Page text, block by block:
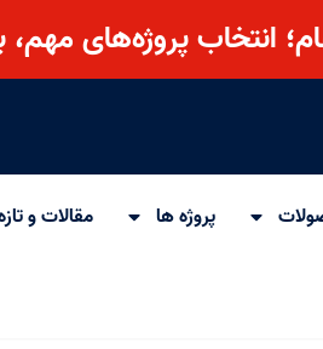
انتخاب پروژه‌های مهم،
پروژه ها مقالات و